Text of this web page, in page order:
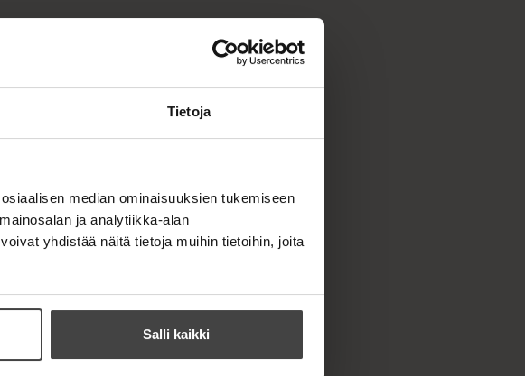
Tietoja
median ominaisuuksien tukemiseen
ja analytiikka-alan
yhdistää näitä tietoja muihin tietoihin, joita
Salli kaikki